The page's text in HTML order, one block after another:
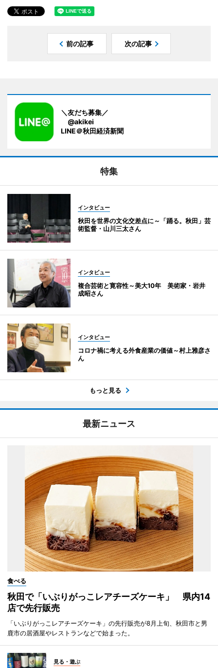
前の記事 次の記事
＼友だち募集／
@akikei
LINE＠秋田経済新聞
特集
インタビュー
秋田を世界の文化交差点に～「踊る。秋田」芸
術監督・山川三太さん
インタビュー
複合芸術と寛容性～美大10年 美術家・岩井
成昭さん
インタビュー
コロナ禍に考える外食産業の価値～村上雅彦さ
ん
もっと見る
最新ニュース
食べる
秋田で「いぶりがっこレアチーズケーキ」 県内14
店で先行販売
「いぶりがっこレアチーズケーキ」の先行販売が8月上旬、秋田市と男
鹿市の居酒屋やレストランなどで始まった。
見る・遊ぶ